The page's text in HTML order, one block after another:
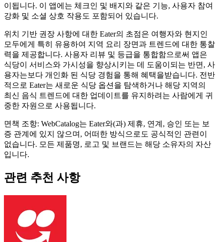
이됩니다. 이 앱에는 체크인 및 배지와 같은 기능, 사용자 참여
강화 및 소셜 상호 작용도 포함되어 있습니다.
위치 기반 권장 사항에 대한 Eater의 초점은 여행자와 현지인
모두에게 특히 유용하여 지역 요리 장면과 트렌드에 대한 통찰
력을 제공합니다. 사용자 리뷰 및 등급을 통합함으로써 앱은
식당이 서비스와 가시성을 향상시키는 데 도움이되는 반면, 사
용자는보다 개인화 된 식당 경험을 통해 혜택을받습니다. 전반
적으로 Eater는 새로운 식당 옵션을 탐색하거나 해당 지역의
최신 음식 트렌드에 대한 업데이트를 유지하려는 사람에게 귀
중한 자원으로 사용됩니다.
면책 조항: WebCatalog는 Eater와(과) 제휴, 연계, 승인 또는 보
증 관계에 있지 않으며, 어떠한 방식으로도 공식적인 관련이
없습니다. 모든 제품명, 로고 및 브랜드는 해당 소유자의 자산
입니다.
관련 추천 사항